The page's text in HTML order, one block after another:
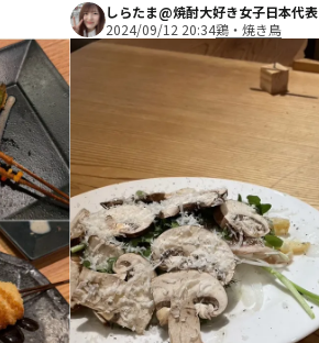
しらたま@焼酎大好き女子日本代表
2024/09/12 20:34鶏・焼き鳥